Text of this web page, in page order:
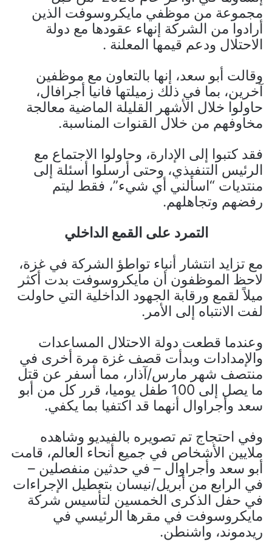
مجموعة من موظفي مايكروسوفت الذين
أرادوا من الشركة إنهاء عقودها مع دولة
الاحتلال ودعم قيمها المعلنة .
وقالت أبو سعد، إنها بالتعاون مع موظفين
آخرين، بما في ذلك زميلتها فانيا أجرافال،
حاولوا خلال الأشهر القليلة الماضية معالجة
مخاوفهم من خلال القنوات المناسبة.
فقد كتبوا إلى الإدارة، وحاولوا الاجتماع مع
الرئيس التنفيذي، وحتى أرسلوا أسئلة إلى
منتديات “اسألني أي شيء”، فقط ليتم
رفضهم وتجاهلهم.
التمرد على القمع الداخلي
مع تزايد انتشار أنباء تواطؤ الشركة في غزة،
لاحظ الموظفون أن مايكروسوفت بدت أكثر
ميلاً لقمع ورقابة الجهود الداخلية التي حاولت
لفت الانتباه إلى الأمر.
وعندما قطعت دولة الاحتلال المساعدات
والإمدادات وبدأت قصف غزة مرة أخرى في
منتصف شهر مارس/آذار، مما أسفر عن قتل
ما يصل إلى 100 طفل يوميا، قرر كل من أبو
سعد وأجراوال أنهما قد اكتفيا بما يكفي.
وفي احتجاج تم تصويره بالفيديو وشاهده
ملايين الأشخاص في جميع أنحاء العالم، قامت
أبو سعد وأجراوال – في حدثين منفصلين –
في الرابع من أبريل/نيسان بتعطيل الإجراءات
في حفل الذكرى الخمسين لتأسيس شركة
مايكروسوفت في مقرها الرئيسي في
ريدموند، واشنطن.